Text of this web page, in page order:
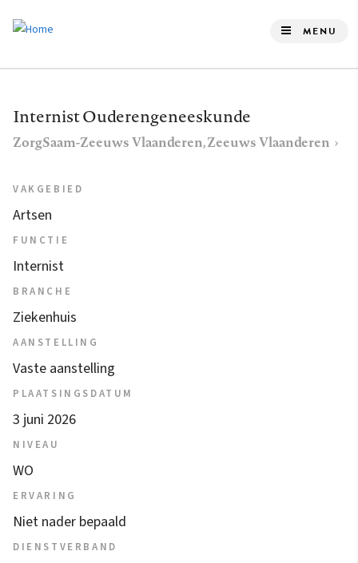
de
gaan
MENU
Internist Ouderengeneeskunde
ZorgSaam-Zeeuws Vlaanderen, Zeeuws Vlaanderen
VAKGEBIED
Artsen
FUNCTIE
Internist
BRANCHE
Ziekenhuis
AANSTELLING
Vaste aanstelling
PLAATSINGSDATUM
3 juni 2026
NIVEAU
WO
ERVARING
Niet nader bepaald
DIENSTVERBAND